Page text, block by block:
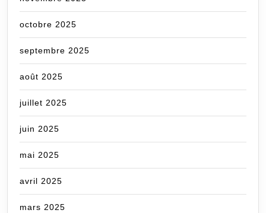
octobre 2025
septembre 2025
août 2025
juillet 2025
juin 2025
mai 2025
avril 2025
mars 2025